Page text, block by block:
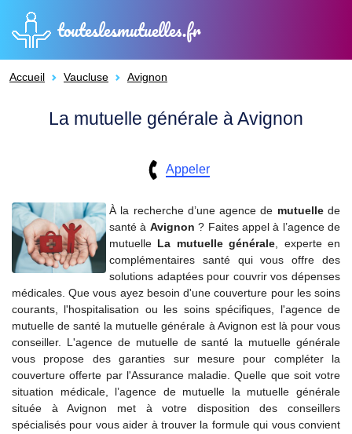
touteslesmutuelles.fr
Accueil Vaucluse Avignon
La mutuelle générale à Avignon
Appeler
À la recherche d’une agence de mutuellede
santé à Avignon ? Faites appel à l’agence de
mutuelle La mutuelle générale , experte en
complémentaires santé qui vous offre des
solutions adaptées pour couvrir vos dépenses
médicales. Que vous ayez besoin d'une couverture pour les soins
courants, l'hospitalisation ou les soins spécifiques, l'agence de
mutuelle de santé la mutuelle générale à Avignon est là pour vous
conseiller. L'agence de mutuelle de santé la mutuelle générale
vous propose des garanties sur mesure pour compléter la
couverture offerte par l'Assurance maladie. Quelle que soit votre
situation médicale, l’agence de mutuelle la mutuelle générale
située à Avignon met à votre disposition des conseillers
spécialisés pour vous aider à trouver la formule qui vous convient